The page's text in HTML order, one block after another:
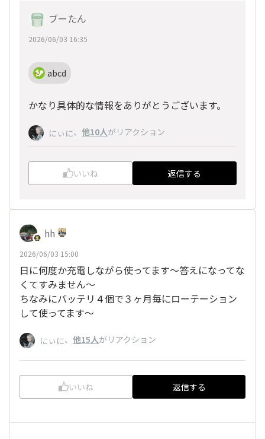
ブーたん
2026/06/03 16:35
abcd
かなり具体的な情報をありがとうございます。
にぃに、 他10人がリアクション
いいね 返信する
hh
2026/06/03 15:00
日に何度か充電しながら使ってます～答えになってな
くてすみません～
ちなみにバッテリ４個で３ヶ月毎にローテーション
して使ってます～
にぃに、 他15人がリアクション
いいね 返信する